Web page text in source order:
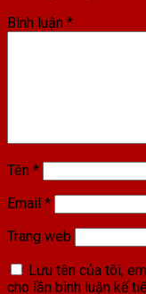
Bình luận *
Tên *
Email *
Trang web
Lưu tên của tôi,
cho lần bình luận kế